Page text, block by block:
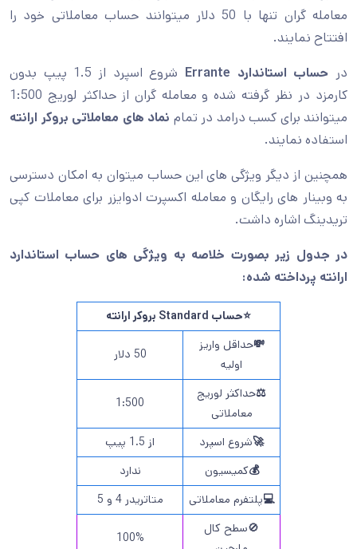
معامله گران تنها با 50 دلار میتوانند حساب معاملاتی خود را
افتتاح نمایند.
در حساب استاندارد Errante
شروع اسپرد از 1.5 پیپ بدون
کارمزد در نظر گرفته شده و معامله گران از حداکثر لوریج 1:500
میتوانند برای کسب درامد در تمام نماد های معاملاتی بروکر ارانته
استفاده نمایند.
همچنین از دیگر ویژگی های این حساب میتوان به امکان دسترسی
به وبینار های رایگان و معامله اکسپرت ادوایزر برای معاملات کپی
تریدینگ اشاره داشت.
در جدول زیر بصورت خلاصه به ویژگی های حساب استاندارد
ارانته پرداخته شده:
⭐حساب Standard بروکر ارانته
💸حداقل واریز
اولیه
50 دلار
⚖️حداکثر لوریج
معاملاتی
1:500
🚀شروع اسپرد
از 1.5 پیپ
💰کمیسیون
ندارد
💻پلتفرم معاملاتی
متاتریدر 4 و 5
🚫سطح کال
100%